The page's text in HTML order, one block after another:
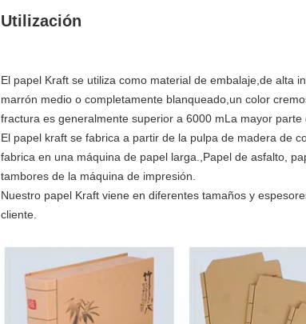
Utilización
El papel Kraft se utiliza como material de embalaje,de alta
marrón medio o completamente blanqueado,un color
fractura es generalmente superior a 6000 mLa mayor
El papel kraft se fabrica a partir de la pulpa de madera de
fabrica en una máquina de papel larga.,Papel de asfalto,
tambores de la máquina de impresión.
Nuestro papel Kraft viene en diferentes tamaños y
cliente.